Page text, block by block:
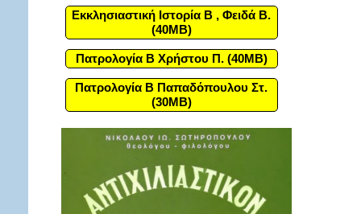
Εκκλησιαστική Ιστορία Β , Φειδά Β.
(40MB)
Πατρολογία Β Χρήστου Π. (40MB)
Πατρολογία Β Παπαδόπουλου Στ.
(30MB)